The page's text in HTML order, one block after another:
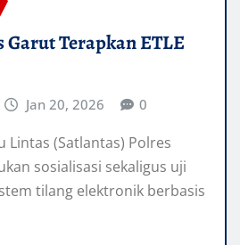
Garut Terapkan ETLE
Jan 20, 2026 0
Lintas (Satlantas) Polres
sosialisasi sekaligus uji
tilang elektronik berbasis